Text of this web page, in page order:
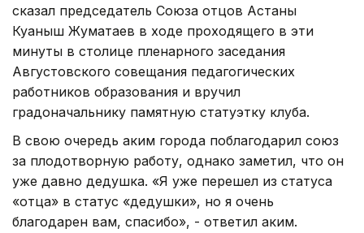
сказал председатель Союза отцов Астаны
Куаныш Жуматаев в ходе проходящего в эти
минуты в столице пленарного заседания
Августовского совещания педагогических
работников образования и вручил
градоначальнику памятную статуэтку клуба.
В свою очередь аким города поблагодарил союз
за плодотворную работу, однако заметил, что он
уже давно дедушка. «Я уже перешел из статуса
«отца» в статус «дедушки», но я очень
благодарен вам, спасибо», - ответил аким.